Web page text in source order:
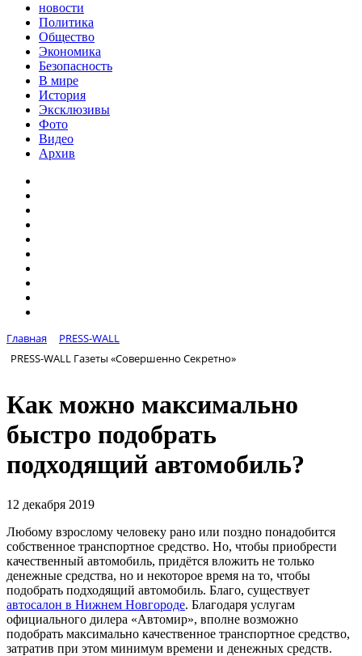
новости
Политика
Общество
Экономика
Безопасность
В мире
История
Эксклюзивы
Фото
Видео
Архив
Главная
PRESS-WALL
PRESS-WALL Газеты «Совершенно Секретно»
Как можно максимально
быстро подобрать
подходящий автомобиль?
12 декабря 2019
Любому взрослому человеку рано или поздно понадобится
собственное транспортное средство. Но, чтобы приобрести
качественный автомобиль, придётся вложить не только
денежные средства, но и некоторое время на то, чтобы
подобрать подходящий автомобиль. Благо, существует
автосалон в Нижнем Новгороде. Благодаря услугам
официального дилера «Автомир», вполне возможно
подобрать максимально качественное транспортное средство,
затратив при этом минимум времени и денежных средств.